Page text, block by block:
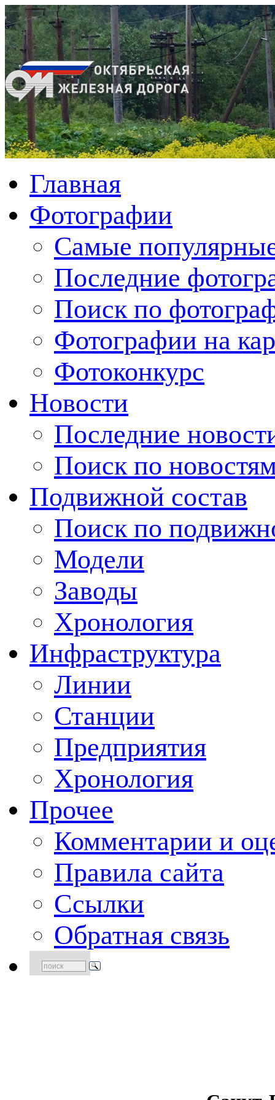
Главная
Фотографии
Cамые
Последние
Поиск по
Фотографии на
Фотоконкурс
Новости
Последние
Поиск по
Подвижной состав
Поиск по
Модели
Заводы
Хронология
Инфраструктура
Линии
Станции
Предприятия
Хронология
Прочее
Комментарии и
Правила сайта
Ссылки
Обратная связь